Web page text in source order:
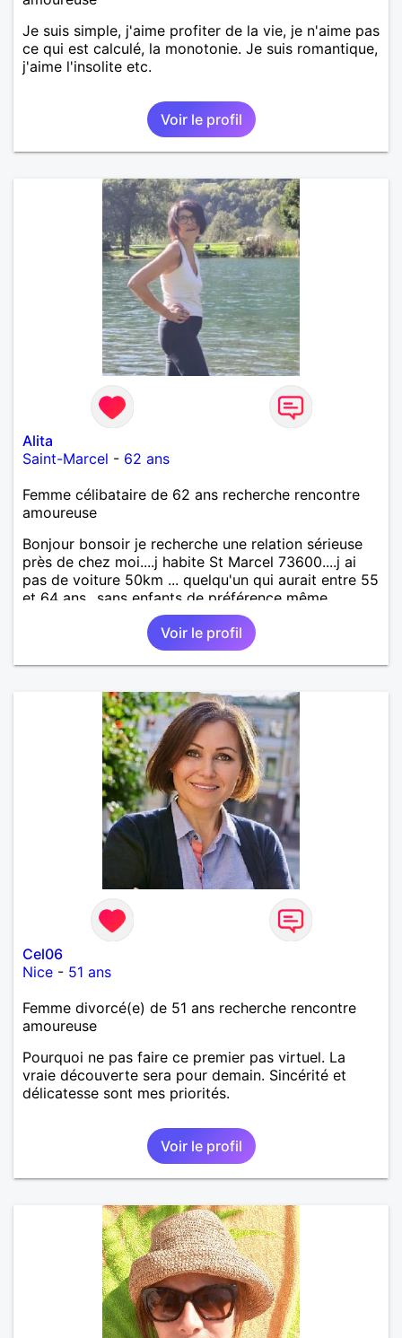
Je suis simple, j'aime profiter de la vie, je n'aime pas
ce qui est calculé, la monotonie. Je suis romantique,
j'aime l'insolite etc.
Voir le profil
Alita
Saint-Marcel - 62 ans
Femme célibataire de 62 ans recherche rencontre
amoureuse
Bonjour bonsoir je recherche une relation sérieuse
près de chez moi....j habite St Marcel 73600....j ai
pas de voiture 50km ... quelqu'un qui aurait entre 55
et 64 ans...sans enfants de préférence même
adultes et qui n aurait garder aucun contact avec
une où plusieurs ex...si vous correspondez à ma
recherche ecrivez moi je vous répondrai...
Voir le profil
Cel06
Nice - 51 ans
Femme divorcé(e) de 51 ans recherche rencontre
amoureuse
Pourquoi ne pas faire ce premier pas virtuel. La
vraie découverte sera pour demain. Sincérité et
délicatesse sont mes priorités.
Voir le profil